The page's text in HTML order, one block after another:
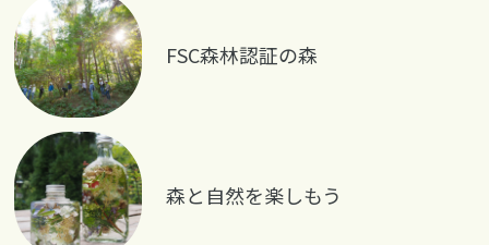
FSC森林認証の森
森と自然を楽しもう